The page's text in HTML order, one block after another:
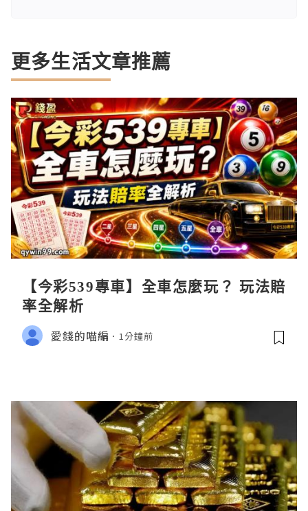
更多生活文章推薦
【今彩539專車】全車怎麼玩？ 玩法賠
率全解析
愛錢的喵編 1分鐘前